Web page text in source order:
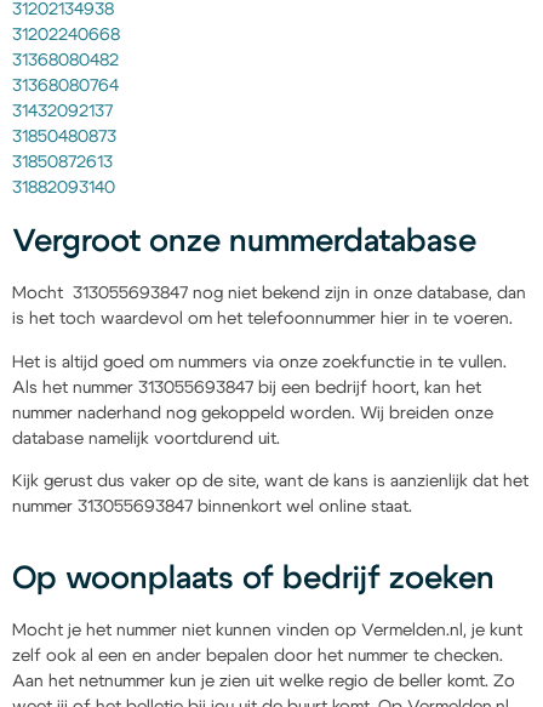
31202134938
31202240668
31368080482
31368080764
31432092137
31850480873
31850872613
31882093140
Vergroot onze nummerdatabase
Mocht 313055693847 nog niet bekend zijn in onze database, dan
is het toch waardevol om het telefoonnummer hier in te voeren.
Het is altijd goed om nummers via onze zoekfunctie in te vullen.
Als het nummer 313055693847 bij een bedrijf hoort, kan het
nummer naderhand nog gekoppeld worden. Wij breiden onze
database namelijk voortdurend uit.
Kijk gerust dus vaker op de site, want de kans is aanzienlijk dat het
nummer 313055693847 binnenkort wel online staat.
Op woonplaats of bedrijf zoeken
Mocht je het nummer niet kunnen vinden op Vermelden.nl, je kunt
zelf ook al een en ander bepalen door het nummer te checken.
Aan het netnummer kun je zien uit welke regio de beller komt. Zo